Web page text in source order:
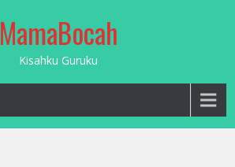
MamaBocah
Kisahku Guruku